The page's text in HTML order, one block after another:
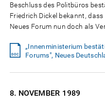
Beschluss des Politbüros
Friedrich Dickel bekannt,
Neues Forum nun doch als
„Innenministerium
Forums", Neues
8. NOVEMBER 1989